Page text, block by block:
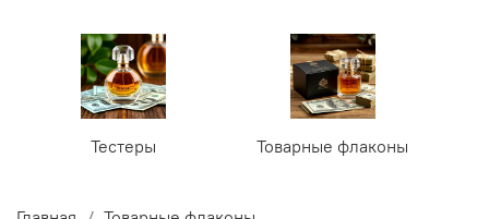
Тестеры Товарные флаконы